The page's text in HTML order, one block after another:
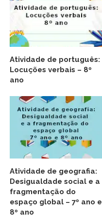
Atividade de português:
Locuções verbais – 8º
ano
Atividade de geografia:
Desigualdade social e a
fragmentação do
espaço global – 7º ano e
8º ano